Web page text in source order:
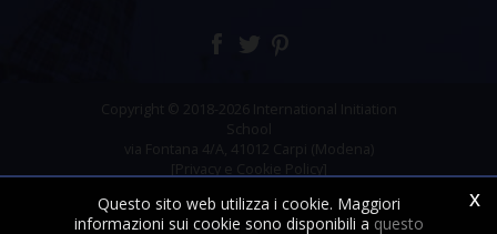
Copyright © 2018-2026 International Initiation
School
via Fontana 4/A, 41012 Carpi (Modena)
[Privacy e Cookie Policy]
x
Questo sito web utilizza i cookie. Maggiori
informazioni sui cookie sono disponibili a questo